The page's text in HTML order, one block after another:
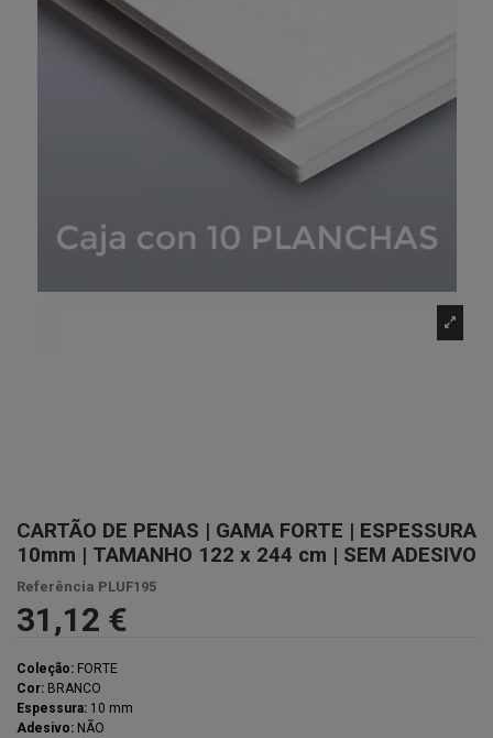
CARTÃO DE PENAS | GAMA FORTE | ESPESSURA
10mm | TAMANHO 122 x 244 cm | SEM ADESIVO
Referência PLUF195
31,12 €
Coleção: FORTE
Cor: BRANCO
Espessura: 10 mm
Adesivo: NÃO